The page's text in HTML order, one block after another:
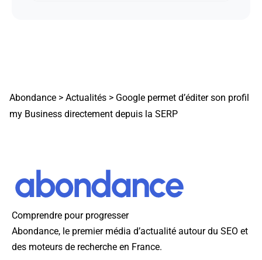
Abondance > Actualités > Google permet d’éditer son profil
my Business directement depuis la SERP
Comprendre pour progresser
Abondance, le premier média d’actualité autour du SEO et
des moteurs de recherche en France.